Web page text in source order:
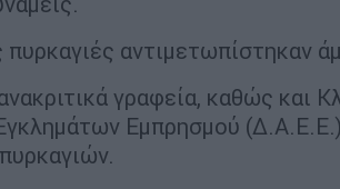
πυρκαγιές αντιμετωπίστηκαν
γραφεία, καθώς και
Εμπρησμού (Δ.Α.Ε.Ε.)